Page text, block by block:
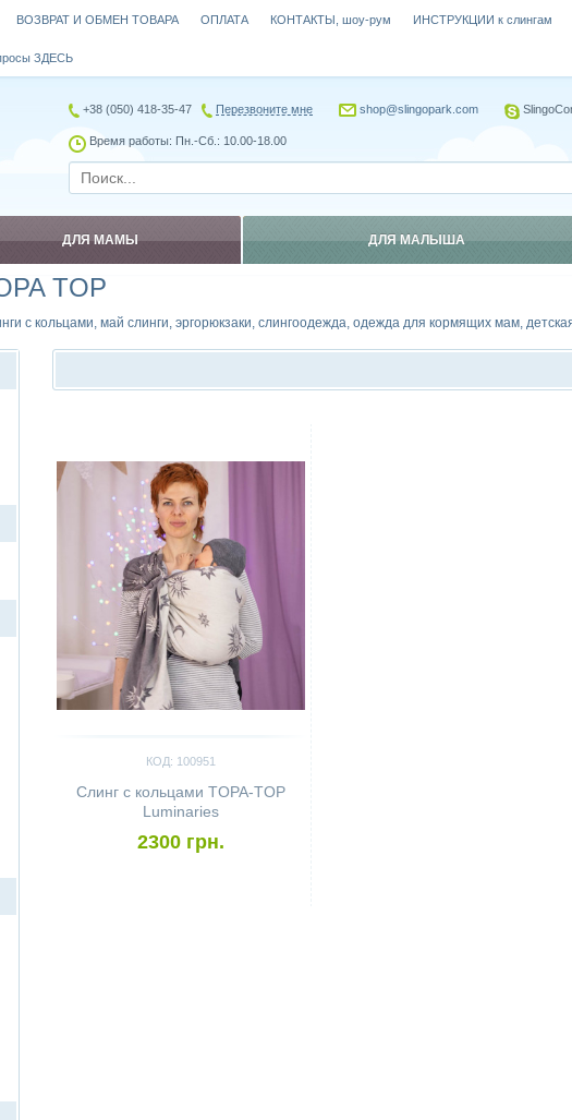
TOP
с кольцами, май слинги, эргорюкзаки, слингоодежда, одежда для кормящих мам,
КОД: 100951
Слинг с кольцами TOPA-TOP
Luminaries
2300 грн.
ВОЗВРАТ И ОБМЕН ТОВАРА ОПЛАТА КОНТАКТЫ, шоу-рум ИНСТРУКЦИИ к слингам
ЗДЕСЬ
+38 (050) 418-35-47 Перезвоните мне shop@slingopark.com
Время работы: Пн.-Сб.: 10.00-18.00
ДЛЯ МАМЫ ДЛЯ МАЛЫША